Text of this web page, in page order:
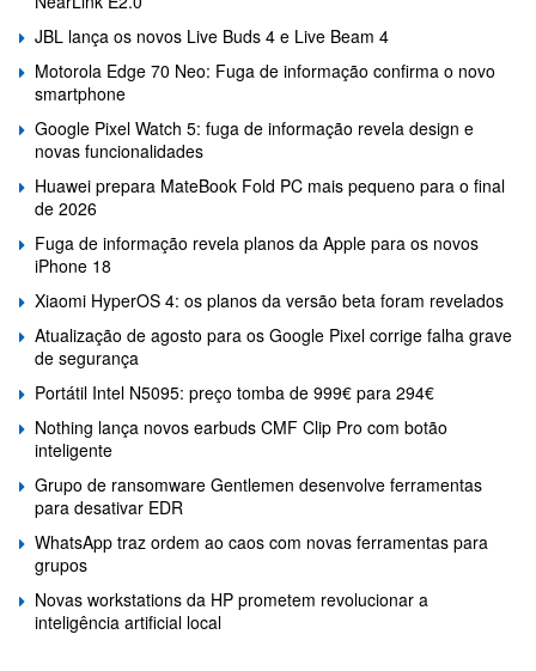
JBL lança os novos Live Buds 4 e Live Beam 4
Motorola Edge 70 Neo: Fuga de informação confirma o novo
smartphone
Google Pixel Watch 5: fuga de informação revela design e
novas funcionalidades
Huawei prepara MateBook Fold PC mais pequeno para o final
de 2026
Fuga de informação revela planos da Apple para os novos
iPhone 18
Xiaomi HyperOS 4: os planos da versão beta foram revelados
Atualização de agosto para os Google Pixel corrige falha grave
de segurança
Portátil Intel N5095: preço tomba de 999€ para 294€
Nothing lança novos earbuds CMF Clip Pro com botão
inteligente
Grupo de ransomware Gentlemen desenvolve ferramentas
para desativar EDR
WhatsApp traz ordem ao caos com novas ferramentas para
grupos
Novas workstations da HP prometem revolucionar a
inteligência artificial local